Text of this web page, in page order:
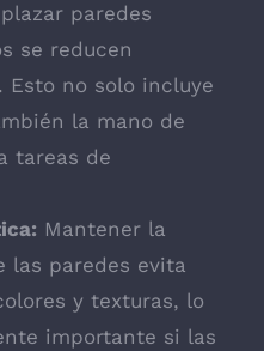
paredes
se reducen
Esto no solo incluye
la mano de
tareas de
Mantener la
las paredes evita
y texturas, lo
importante si las